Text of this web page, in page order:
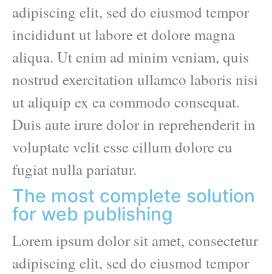
adipiscing elit, sed do eiusmod tempor
incididunt ut labore et dolore magna
aliqua. Ut enim ad minim veniam, quis
nostrud exercitation ullamco laboris nisi
ut aliquip ex ea commodo consequat.
Duis aute irure dolor in reprehenderit in
voluptate velit esse cillum dolore eu
fugiat nulla pariatur.
The most complete solution
for web publishing
Lorem ipsum dolor sit amet, consectetur
adipiscing elit, sed do eiusmod tempor